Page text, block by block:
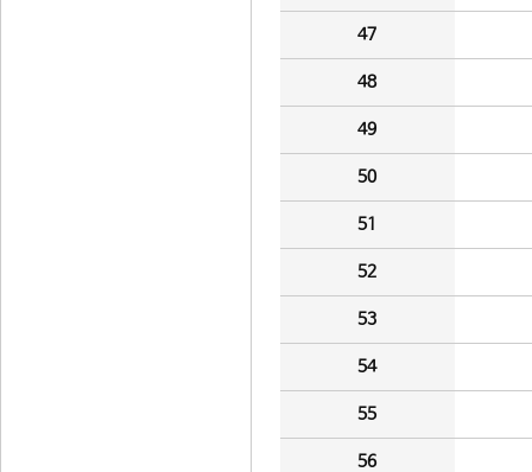
47
48
49
50
51
52
53
54
55
56